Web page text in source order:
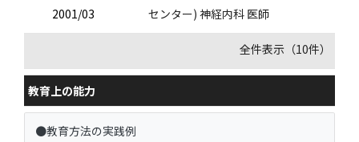
2001/03
センター) 神経内科 医師
全件表示（10件）
教育上の能力
●教育方法の実践例